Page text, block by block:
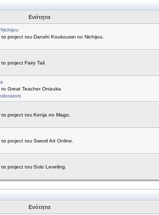
Ενότητα
project του Danshi Koukousei no Nichijou.
project Fairy Tail.
Great Teacher Onizuka
project του Kenja no Mago.
project του Sword Art Online.
project του Solo Leveling.
Ενότητα